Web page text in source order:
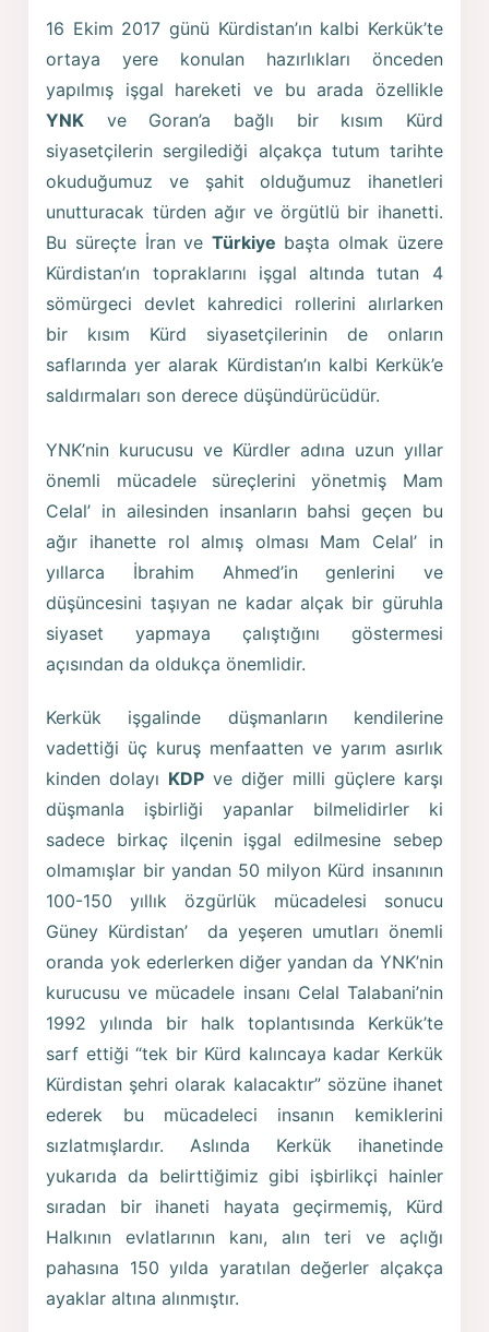
16 Ekim 2017 günü Kürdistan’ın kalbi Kerkük’te
ortaya yere konulan hazırlıkları önceden
yapılmış işgal hareketi ve bu arada özellikle
YNK ve Goran’a bağlı bir kısım Kürd
siyasetçilerin sergilediği alçakça tutum tarihte
okuduğumuz ve şahit olduğumuz ihanetleri
unutturacak türden ağır ve örgütlü bir ihanetti.
Bu süreçte İran ve Türkiye başta olmak üzere
Kürdistan’ın topraklarını işgal altında tutan 4
sömürgeci devlet kahredici rollerini alırlarken
bir kısım Kürd siyasetçilerinin de onların
saflarında yer alarak Kürdistan’ın kalbi Kerkük’e
saldırmaları son derece düşündürücüdür.
YNK’nin kurucusu ve Kürdler adına uzun yıllar
önemli mücadele süreçlerini yönetmiş Mam
Celal’ in ailesinden insanların bahsi geçen bu
ağır ihanette rol almış olması Mam Celal’ in
yıllarca İbrahim Ahmed’in genlerini ve
düşüncesini taşıyan ne kadar alçak bir güruhla
siyaset yapmaya çalıştığını göstermesi
açısından da oldukça önemlidir.
Kerkük işgalinde düşmanların kendilerine
vadettiği üç kuruş menfaatten ve yarım asırlık
kinden dolayı KDP ve diğer milli güçlere karşı
düşmanla işbirliği yapanlar bilmelidirler ki
sadece birkaç ilçenin işgal edilmesine sebep
olmamışlar bir yandan 50 milyon Kürd insanının
100-150 yıllık özgürlük mücadelesi sonucu
Güney Kürdistan’ da yeşeren umutları önemli
oranda yok ederlerken diğer yandan da YNK’nin
kurucusu ve mücadele insanı Celal Talabani’nin
1992 yılında bir halk toplantısında Kerkük’te
sarf ettiği “tek bir Kürd kalıncaya kadar Kerkük
Kürdistan şehri olarak kalacaktır” sözüne ihanet
ederek bu mücadeleci insanın kemiklerini
sızlatmışlardır. Aslında Kerkük ihanetinde
yukarıda da belirttiğimiz gibi işbirlikçi hainler
sıradan bir ihaneti hayata geçirmemiş, Kürd
Halkının evlatlarının kanı, alın teri ve açlığı
pahasına 150 yılda yaratılan değerler alçakça
ayaklar altına alınmıştır.